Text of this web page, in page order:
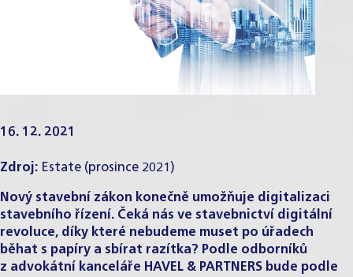
16. 12. 2021
Zdroj: Estate (prosince 2021)
Nový stavební zákon konečně umožňuje digitalizaci
stavebního řízení. Čeká nás ve stavebnictví digitální
revoluce, díky které nebudeme muset po úřadech
běhat s papíry a sbírat razítka? Podle odborníků
z advokátní kanceláře HAVEL & PARTNERS bude podle